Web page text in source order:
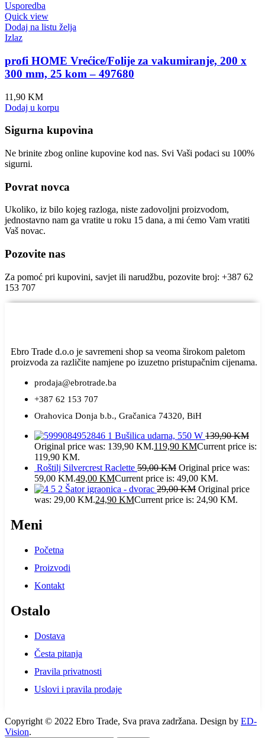
Usporedba
Quick view
Dodaj na listu želja
Izlaz
profi HOME Vrećice/Folije za vakumiranje, 200 x
300 mm, 25 kom – 497680
11,90 KM
Dodaj u korpu
Sigurna kupovina
Ne brinite zbog online kupovine kod nas. Svi Vaši podaci su 100%
sigurni.
Povrat novca
Ukoliko, iz bilo kojeg razloga, niste zadovoljni proizvodom,
jednostavno nam ga vratite u roku 15 dana, a mi ćemo Vam vratiti
Vaš novac.
Pozovite nas
Za pomoć pri kupovini, savjet ili narudžbu, pozovite broj: +387 62
153 707
Ebro Trade d.o.o je savremeni shop sa veoma širokom paletom
proizvoda za različite namjene po izuzetno pristupačnim cijenama.
prodaja@ebrotrade.ba
+387 62 153 707
Orahovica Donja b.b., Gračanica 74320, BiH
Bušilica udarna, 550 W 139,90KM
Original price was: 139,90 KM.119,90 KMCurrent price is:
119,90 KM.
Roštilj Silvercrest Raclette 59,00KM Original price was:
59,00 KM.49,00 KMCurrent price is: 49,00 KM.
Šator igraonica - dvorac 29,00KM Original price
was: 29,00 KM.24,90 KMCurrent price is: 24,90 KM.
Meni
Početna
Proizvodi
Kontakt
Ostalo
Dostava
Česta pitanja
Pravila privatnosti
Uslovi i pravila prodaje
Copyright © 2022 Ebro Trade, Sva prava zadržana. Design by ED-
Vision.